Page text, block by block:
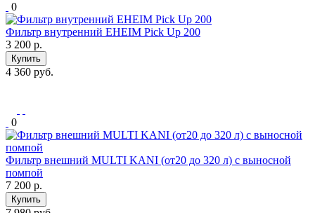
0
Фильтр внутренний EHEIM Pick Up 200
3 200 р.
Купить
4 360 руб.
0
Фильтр внешний MULTI KANI (от20 до 320 л) с выносной
помпой
7 200 р.
Купить